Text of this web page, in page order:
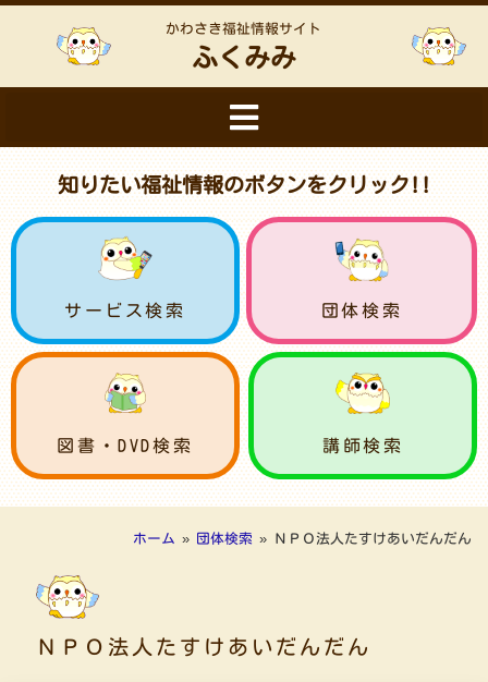
かわさき福祉情報サイト
ふくみみ
知りたい福祉情報のボタンをクリック!!
サービス検索 団体検索
図書・DVD検索 講師検索
ホーム » 団体検索 » ＮＰＯ法人たすけあいだんだん
ＮＰＯ法人たすけあいだんだん